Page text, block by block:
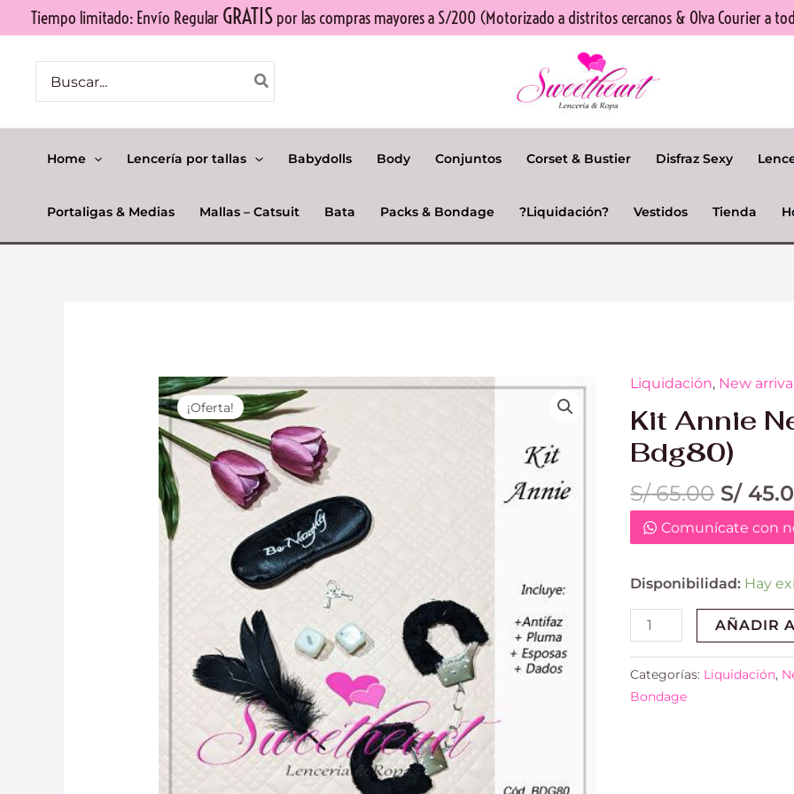
al
Tiempo limitado: Envío Regular GRATIS por las compras mayores a S/200 (Motorizado a distritos cercanos & Olva Courier a
por:
Home Lencería por tallas Babydolls Body Conjuntos Corset & Bustier Disfraz Sexy
Portaligas & Medias Mallas – Catsuit Bata Packs & Bondage ?Liquidación? Vestidos Tienda
¡Oferta!
Liquidación, New
Kit Annie
Bdg80)
S/65.00
El
precio
era:
S/
S/
Comunícate con
Disponibilidad: Hay
Kit
Annie
Negro
(Cód.
cantidad
AÑADIR
Categorías: Liquidación,
Bondage